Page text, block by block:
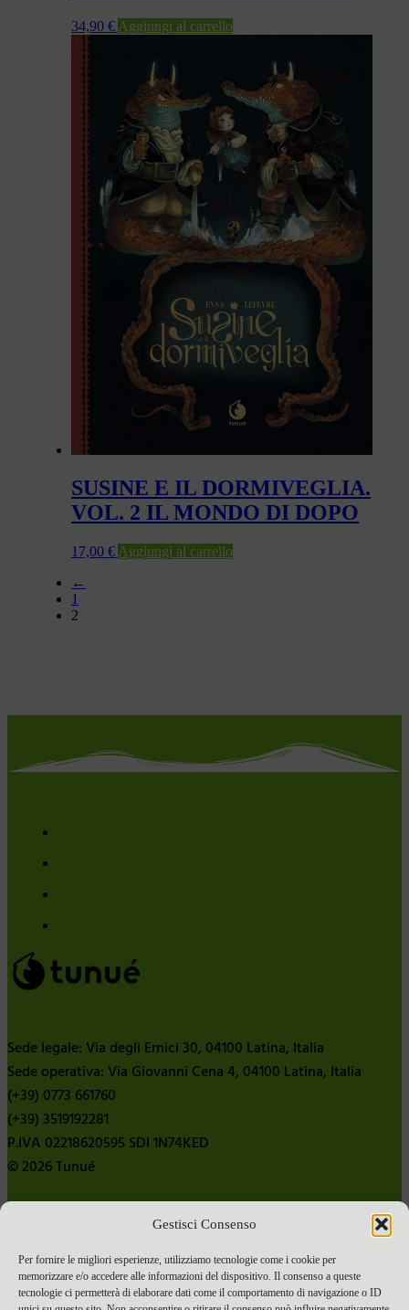
Gestisci Consenso
Per fornire le migliori esperienze, utilizziamo tecnologie come i cookie per
memorizzare e/o accedere alle informazioni del dispositivo. Il consenso a queste
tecnologie ci permetterà di elaborare dati come il comportamento di navigazione o ID
34,90 € Aggiungi al carrello
SUSINE E IL DORMIVEGLIA.
VOL. 2 IL MONDO DI DOPO
17,00 € Aggiungi al carrello
←
1
2
Sede legale: Via degli Ernici 30, 04100 Latina, Italia
Sede operativa: Via Giovanni Cena 4, 04100 Latina, Italia
(+39) 0773 661760
(+39) 3519192281
P.IVA 02218620595 SDI 1N74KED
© 2026 Tunué
Contatti
Pubblica con noi